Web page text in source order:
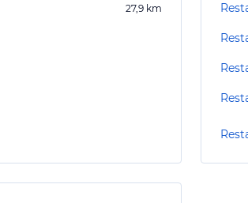
27,9 km